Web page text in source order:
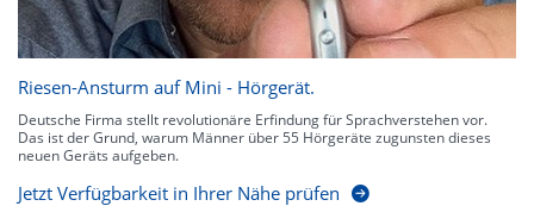
Riesen-Ansturm auf Mini - Hörgerät.
Deutsche Firma stellt revolutionäre Erfindung für Sprachverstehen vor.
Das ist der Grund, warum Männer über 55 Hörgeräte zugunsten dieses
neuen Geräts aufgeben.
Jetzt Verfügbarkeit in Ihrer Nähe prüfen